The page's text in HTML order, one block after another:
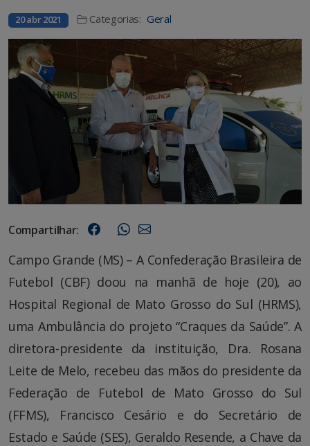
20 abr 2021 Categorias: Geral
Compartilhar:
Campo Grande (MS) – A Confederação Brasileira de
Futebol (CBF) doou na manhã de hoje (20), ao
Hospital Regional de Mato Grosso do Sul (HRMS),
uma Ambulância do projeto “Craques da Saúde”. A
diretora-presidente da instituição, Dra. Rosana
Leite de Melo, recebeu das mãos do presidente da
Federação de Futebol de Mato Grosso do Sul
(FFMS), Francisco Cesário e do Secretário de
Estado e Saúde (SES), Geraldo Resende, a Chave da